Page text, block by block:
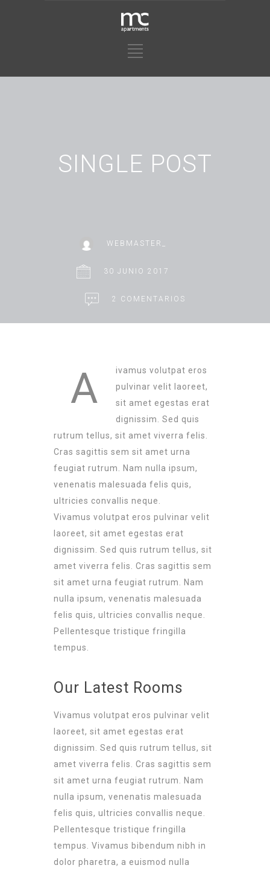
SINGLE POST
WEBMASTER_
30 JUNIO 2017
2 COMENTARIOS
A
ivamus volutpat eros
pulvinar velit laoreet,
sit amet egestas erat
dignissim. Sed quis
rutrum tellus, sit amet viverra felis.
Cras sagittis sem sit amet urna
feugiat rutrum. Nam nulla ipsum,
venenatis malesuada felis quis,
ultricies convallis neque.
Vivamus volutpat eros pulvinar velit
laoreet, sit amet egestas erat
dignissim. Sed quis rutrum tellus, sit
amet viverra felis. Cras sagittis sem
sit amet urna feugiat rutrum. Nam
nulla ipsum, venenatis malesuada
felis quis, ultricies convallis neque.
Pellentesque tristique fringilla
tempus.
Our Latest Rooms
Vivamus volutpat eros pulvinar velit
laoreet, sit amet egestas erat
dignissim. Sed quis rutrum tellus, sit
amet viverra felis. Cras sagittis sem
sit amet urna feugiat rutrum. Nam
nulla ipsum, venenatis malesuada
felis quis, ultricies convallis neque.
Pellentesque tristique fringilla
tempus. Vivamus bibendum nibh in
dolor pharetra, a euismod nulla